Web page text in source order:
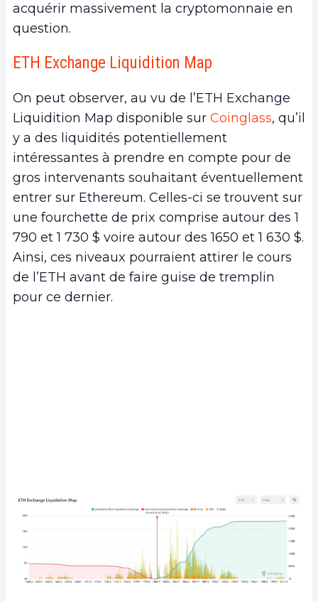
acquérir massivement la cryptomonnaie en
question.
ETH Exchange Liquidition Map
On peut observer, au vu de l’ETH Exchange
Liquidition Map disponible sur Coinglass, qu’il
y a des liquidités potentiellement
intéressantes à prendre en compte pour de
gros intervenants souhaitant éventuellement
entrer sur Ethereum. Celles-ci se trouvent sur
une fourchette de prix comprise autour des 1
790 et 1 730 $ voire autour des 1650 et 1 630 $.
Ainsi, ces niveaux pourraient attirer le cours
de l’ETH avant de faire guise de tremplin
pour ce dernier.